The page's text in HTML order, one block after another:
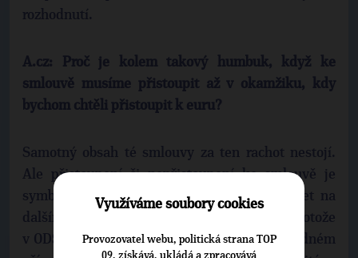
rozhodnutí.
A.cz: Proč je kolem takový humbuk, když ke
smlouvě musíme přistoupit až v okamžiku, kdy
bychom chtěli přistoupit k euru?
Samotný obsah té smlouvy za ten rachot nestojí.
Ale přistoupení či nepřistoupení ke smlouvě je
symbol - jak se chceme či nechceme podílet na
dalším integrujícím evropském proudu. A protože
v ODS je velmi silná skupina, která říká: v žádném
Využíváme soubory cookies
Provozovatel webu, politická strana TOP
09, získává, ukládá a zpracovává